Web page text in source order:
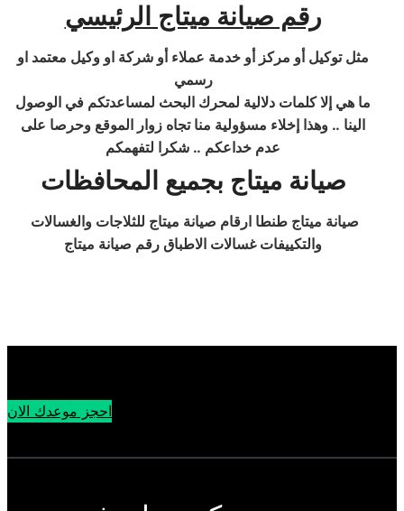
رقم صيانة ميتاج الرئيسي
مثل توكيل أو مركز أو خدمة عملاء أو شركة او وكيل معتمد او
رسمي
ما هي إلا كلمات دلالية لمحرك البحث لمساعدتكم في الوصول
الينا .. وهذا إخلاء مسؤولية منا تجاه زوار الموقع وحرصا على
عدم خداعكم .. شكرا لتفهمكم
صيانة ميتاج بجميع المحافظات
والتكييفات غسالات الاطباق رقم صيانة ميتاج
احجز موعدك الان